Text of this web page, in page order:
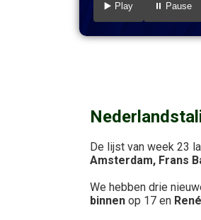
▶️ Play ⏸️ Pause
De lijst van week 23
Amsterdam, Frans
We hebben drie
binnen op 17 en